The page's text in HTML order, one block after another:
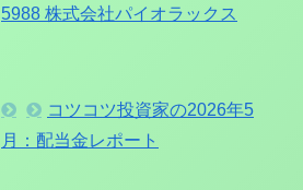
5988 株式会社パイオラックス
コツコツ投資家の2026年5
月：配当金レポート